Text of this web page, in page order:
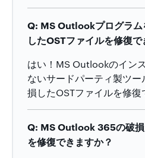
Q: MS Outlookプログラム
したOSTファイルを修復で
はい！MS Outlookのイン
ないサードパーティ製ツ
損したOSTファイルを修復
Q: MS Outlook 365の破
を修復できますか？